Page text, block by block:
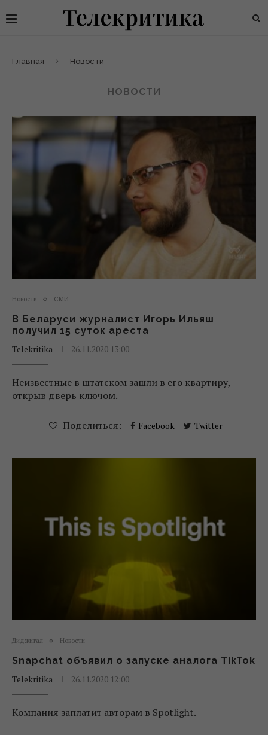
Главная Новости
НОВОСТИ
Новости СМИ
В Беларуси журналист Игорь Ильяш
получил 15 суток ареста
Telekritika
26.11.2020 13:00
Неизвестные в штатском зашли в его квартиру,
открыв дверь ключом.
Поделиться: Facebook Twitter
Диджитал Новости
Snapchat объявил о запуске аналога TikTok
Telekritika
26.11.2020 12:00
Компания заплатит авторам в Spotlight.